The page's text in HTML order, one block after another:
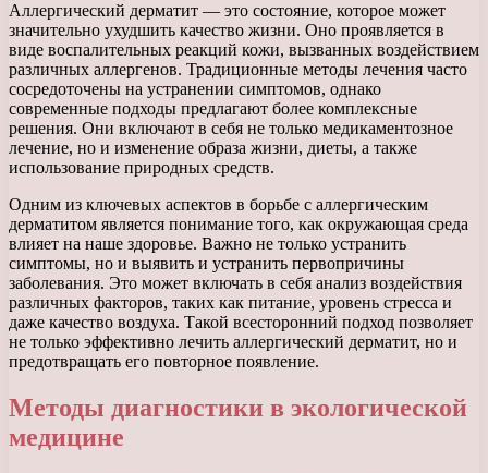
Аллергический дерматит — это состояние, которое может
значительно ухудшить качество жизни. Оно проявляется в
виде воспалительных реакций кожи, вызванных воздействием
различных аллергенов. Традиционные методы лечения часто
сосредоточены на устранении симптомов, однако
современные подходы предлагают более комплексные
решения. Они включают в себя не только медикаментозное
лечение, но и изменение образа жизни, диеты, а также
использование природных средств.
Одним из ключевых аспектов в борьбе с аллергическим
дерматитом является понимание того, как окружающая среда
влияет на наше здоровье. Важно не только устранить
симптомы, но и выявить и устранить первопричины
заболевания. Это может включать в себя анализ воздействия
различных факторов, таких как питание, уровень стресса и
даже качество воздуха. Такой всесторонний подход позволяет
не только эффективно лечить аллергический дерматит, но и
предотвращать его повторное появление.
Методы диагностики в экологической
медицине